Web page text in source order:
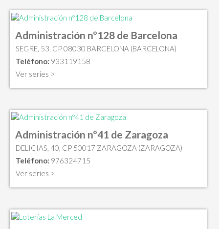
Administración nº128 de Barcelona
SEGRE, 53, CP 08030 BARCELONA (BARCELONA)
Teléfono: 933119158
Ver series >
Administración nº41 de Zaragoza
DELICIAS, 40, CP 50017 ZARAGOZA (ZARAGOZA)
Teléfono: 976324715
Ver series >